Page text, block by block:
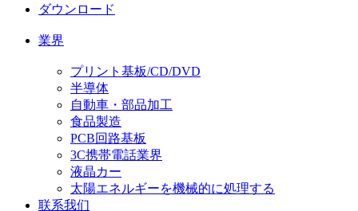
ダウンロード
業界
プリント基板/CD/DVD
半導体
自動車・部品加工
食品製造
PCB回路基板
3C携帯電話業界
液晶カー
太陽エネルギーを機械的に処理する
联系我们